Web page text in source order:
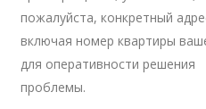
пожалуйста, конкретный
включая номер квартиры
для оперативности решения
проблемы.